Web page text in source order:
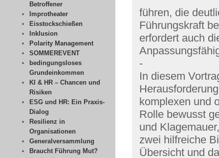
Betroffener
Improtheater
Eisstockschießen
Inklusion
Polarity Management
SOMMEREVENT
bedingungsloses
Grundeinkommen
KI & HR – Chancen und
Risiken
ESG und HR: Ein Praxis-
Dialog
Resilienz in
Organisationen
Generalversammlung
Braucht Führung Mut?
führen, die
Führungskraft
erfordert auch
-
In diesem
komplexen und
Rolle bewusst
und
zwei hilfreiche
Übersicht und